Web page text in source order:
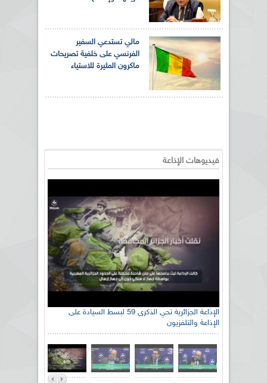
مالي تستدعي السفير
الفرنسي على خلفية تصريحات
ماكرون المثيرة للاستياء
فيديوهات الإذاعة
الإذاعة الجزائرية تحي الذكرى 59 لبسط السيادة على
الإذاعة والتلفزيون